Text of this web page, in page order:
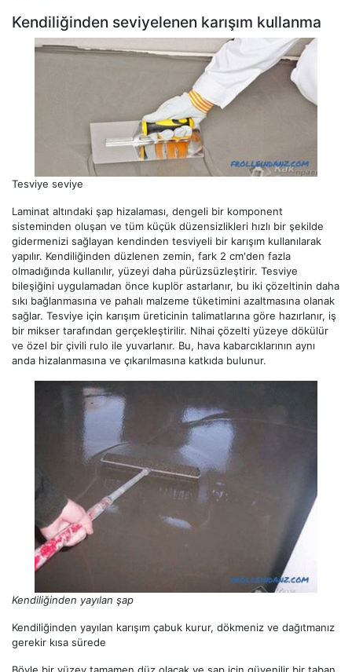
Kendiliğinden seviyelenen karışım kullanma
Tesviye seviye
Laminat altındaki şap hizalaması, dengeli bir komponent
sisteminden oluşan ve tüm küçük düzensizlikleri hızlı bir şekilde
gidermenizi sağlayan kendinden tesviyeli bir karışım kullanılarak
yapılır. Kendiliğinden düzlenen zemin, fark 2 cm'den fazla
olmadığında kullanılır, yüzeyi daha pürüzsüzleştirir. Tesviye
bileşiğini uygulamadan önce kuplör astarlanır, bu iki çözeltinin daha
sıkı bağlanmasına ve pahalı malzeme tüketimini azaltmasına olanak
sağlar. Tesviye için karışım üreticinin talimatlarına göre hazırlanır, iş
bir mikser tarafından gerçekleştirilir. Nihai çözelti yüzeye dökülür
ve özel bir çivili rulo ile yuvarlanır. Bu, hava kabarcıklarının aynı
anda hizalanmasına ve çıkarılmasına katkıda bulunur.
Kendiliğinden yayılan şap
Kendiliğinden yayılan karışım çabuk kurur, dökmeniz ve dağıtmanız
gerekir kısa sürede